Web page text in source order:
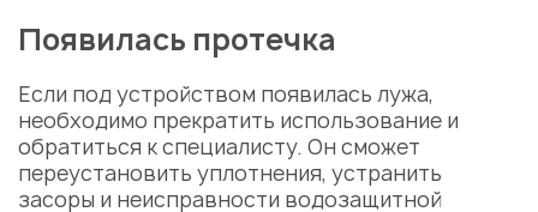
Появилась протечка
Если под устройством появилась лужа,
необходимо прекратить использование и
обратиться к специалисту. Он сможет
переустановить уплотнения, устранить
засоры и неисправности водозащитной